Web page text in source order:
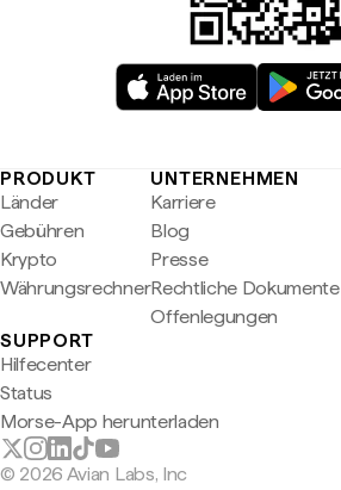
PRODUKT
Länder
Gebühren
Krypto
Währungsrechner
UNTERNEHMEN
Karriere
Blog
Presse
Rechtliche Dokumente
Offenlegungen
SUPPORT
Hilfecenter
Status
Morse-App herunterladen
© 2026 Avian Labs, Inc